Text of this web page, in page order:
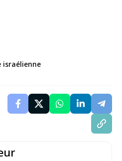
israélienne